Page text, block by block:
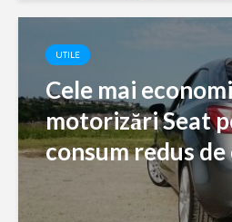
UTILE
Cele mai
motorizări Seat
consum redus